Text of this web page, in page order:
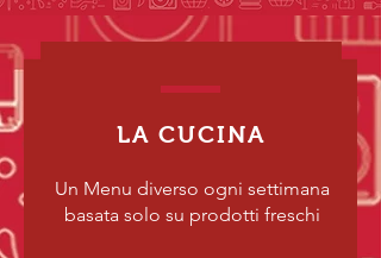
LA CUCINA
Un Menu diverso ogni settimana
basata solo su prodotti freschi